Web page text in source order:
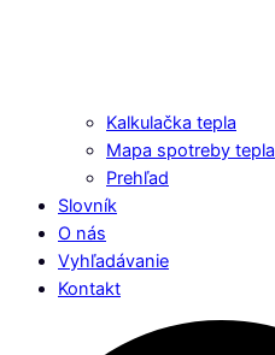
Kalkulačka tepla
Mapa spotreby tepla
Prehľad
Slovník
O nás
Vyhľadávanie
Kontakt